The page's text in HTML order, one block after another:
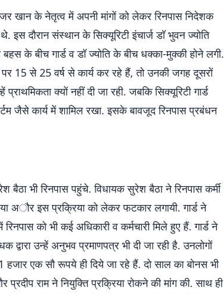
खान के नेतृत्व में अपनी मांगों को लेकर रिनपास निदेशक
इस दौरान संस्थान के सिक्यूरिटी इंचार्ज डॉ भुवन ज्योति
के बीच गार्ड व डॉ ज्योति के बीच धक्का-मुक्की होने लगी.
पर 15 से 25 वर्ष से कार्य कर रहे हैं, तो उनकी जगह दूसरों
क्यों नहीं दी जा रही. जबकि सिक्यूरिटी गार्ड
जैसे कार्य में शामिल रखा. इसके बावजूद रिनपास प्रबंधन
बैठा भी रिनपास पहुंचे. विधायक सुरेश बैठा ने रिनपास कर्मी
अौर इस प्रक्रिया को लेकर फटकार लगायी. गार्ड ने
को भी कई अधिकारी व कर्मचारी मिले हुए हैं. गार्ड ने
द्वारा उन्हें अनुभव प्रमाणपत्र भी दी जा रही है. उनलोगों
एक सौ रूपये ही दिये जा रहे हैं. दो साल का बोनस भी
प्रदीप राम ने नियुक्ति प्रक्रिया रोकने की मांग की. साथ ही